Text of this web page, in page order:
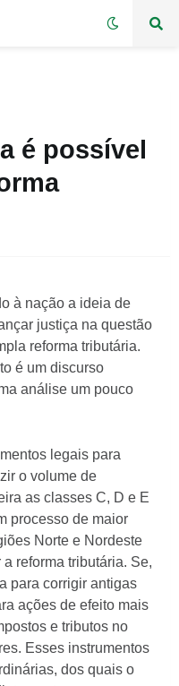
é possível
à nação a ideia de
justiça na questão
reforma tributária.
é um discurso
análise um pouco
legais para
o volume de
as classes C, D e E
processo de maior
Norte e Nordeste
reforma tributária. Se,
para corrigir antigas
ações de efeito mais
e tributos no
Esses instrumentos
dos quais o